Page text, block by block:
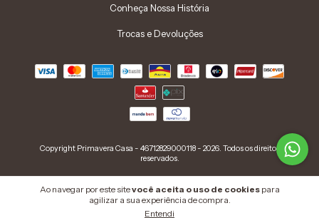
Ao navegar por este sitevocê aceita o uso de cookiespara
agilizar a sua experiência de compra.
Entendi
Conheça Nossa História
Trocas e Devoluções
Copyright Primavera Casa - 46712829000118 - 2026. Todos os direitos
reservados.